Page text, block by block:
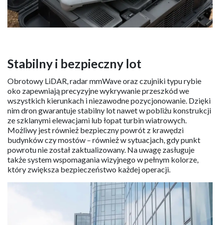
Stabilny i bezpieczny lot
Obrotowy LiDAR, radar mmWave oraz czujniki typu rybie
oko zapewniają precyzyjne wykrywanie przeszkód we
wszystkich kierunkach i niezawodne pozycjonowanie. Dzięki
nim dron gwarantuje stabilny lot nawet w pobliżu konstrukcji
ze szklanymi elewacjami lub łopat turbin wiatrowych.
Możliwy jest również bezpieczny powrót z krawędzi
budynków czy mostów – również w sytuacjach, gdy punkt
powrotu nie został zaktualizowany. Na uwagę zasługuje
także system wspomagania wizyjnego w pełnym kolorze,
który zwiększa bezpieczeństwo każdej operacji.